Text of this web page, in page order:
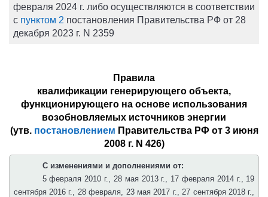
февраля 2024 г. либо осуществляются в соответствии
с пунктом 2 постановления Правительства РФ от 28
декабря 2023 г. N 2359
Правила
квалификации генерирующего объекта,
функционирующего на основе использования
возобновляемых источников энергии
(утв. постановлением Правительства РФ от 3 июня
2008 г. N 426)
С изменениями и дополнениями от:
5 февраля 2010 г., 28 мая 2013 г., 17 февраля 2014 г., 19
сентября 2016 г., 28 февраля, 23 мая 2017 г., 27 сентября 2018 г.,